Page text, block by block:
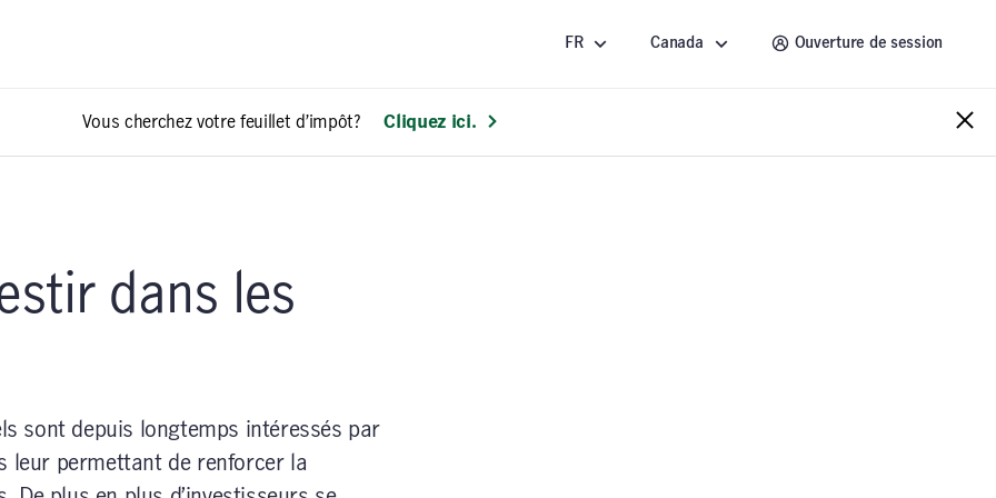
FR Canada Ouverture de session
Vous cherchez votre feuillet d’impôt? Cliquez ici.
dans les
sont depuis longtemps intéressés par
leur permettant de renforcer la